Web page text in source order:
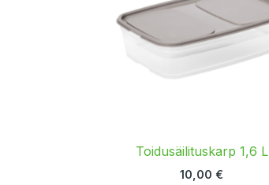
Toidusäilituskarp 1,6 L
10,00 €